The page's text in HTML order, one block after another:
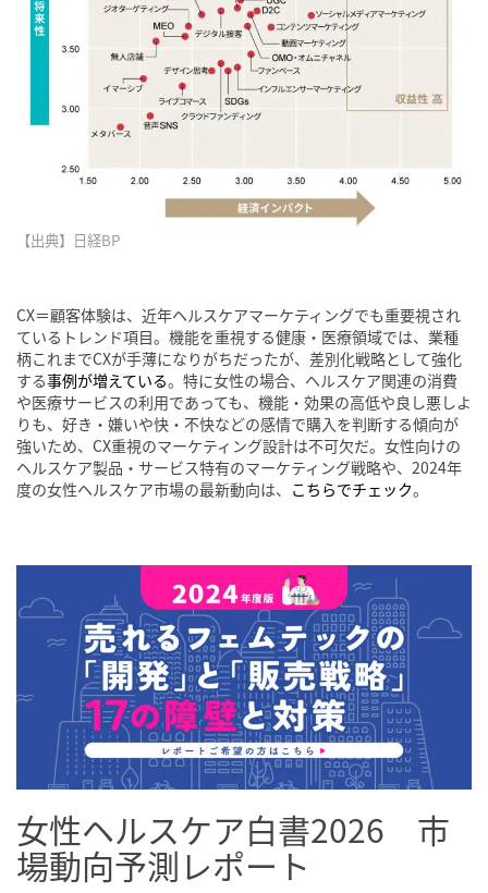
【出典】日経BP
CX＝顧客体験は、近年ヘルスケアマーケティングでも重要視され
ているトレンド項目。機能を重視する健康・医療領域では、業種
柄これまでCXが手薄になりがちだったが、差別化戦略として強化
する事例が増えている。特に女性の場合、ヘルスケア関連の消費
や医療サービスの利用であっても、機能・効果の高低や良し悪しよ
りも、好き・嫌いや快・不快などの感情で購入を判断する傾向が
強いため、CX重視のマーケティング設計は不可欠だ。女性向けの
ヘルスケア製品・サービス特有のマーケティング戦略や、2024年
度の女性ヘルスケア市場の最新動向は、 こちらでチェック。
女性ヘルスケア白書2026 市
場動向予測レポート